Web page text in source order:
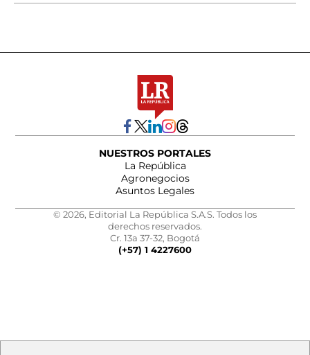
NUESTROS PORTALES
La República
Agronegocios
Asuntos Legales
© 2026, Editorial La República S.A.S. Todos los
derechos reservados.
Cr. 13a 37-32, Bogotá
(+57) 1 4227600